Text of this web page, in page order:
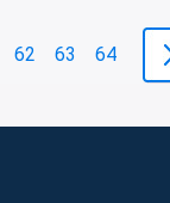
62 63 64